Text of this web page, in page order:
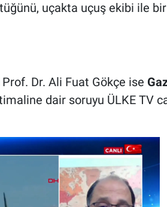
uçakta uçuş ekibi ile
Dr. Ali Fuat Gökçe ise
dair soruyu ÜLKE TV